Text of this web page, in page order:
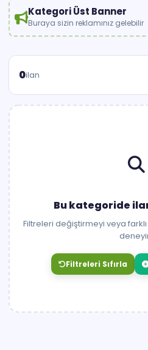
Kategori Üst Banner
Buraya sizin reklamınız gelebilir
0ilan
Bu kategoride
Filtreleri değiştirmeyi veya
Filtreleri Sıfırla